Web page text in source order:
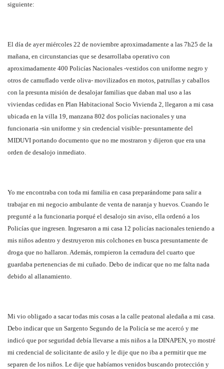
siguiente:
El día de ayer miércoles 22 de noviembre aproximadamente a las 7h25 de la
mañana, en circunstancias que se desarrollaba operativo con
aproximadamente 400 Policías Nacionales -vestidos con uniforme negro y
otros de camuflado verde oliva- movilizados en motos, patrullas y caballos
con la presunta misión de desalojar familias que daban mal uso a las
viviendas cedidas en Plan Habitacional Socio Vivienda 2, llegaron a mi casa
ubicada en la villa 19, manzana 802 dos policías nacionales y una
funcionaria -sin uniforme y sin credencial visible- presuntamente del
MIDUVI portando documento que no me mostraron y dijeron que era una
orden de desalojo inmediato.
Yo me encontraba con toda mi familia en casa preparándome para salir a
trabajar en mi negocio ambulante de venta de naranja y huevos. Cuando le
pregunté a la funcionaria porqué el desalojo sin aviso, ella ordenó a los
Policías que ingresen. Ingresaron a mi casa 12 policías nacionales teniendo a
mis niños adentro y destruyeron mis colchones en busca presuntamente de
droga que no hallaron. Además, rompieron la cerradura del cuarto que
guardaba pertenencias de mi cuñado. Debo de indicar que no me falta nada
debido al allanamiento.
Mi vio obligado a sacar todas mis cosas a la calle peatonal aledaña a mi casa.
Debo indicar que un Sargento Segundo de la Policía se me acercó y me
indicó que por seguridad debía llevarse a mis niños a la DINAPEN, yo mostré
mi credencial de solicitante de asilo y le dije que no iba a permitir que me
separen de los niños. Le dije que habíamos venidos buscando protección y